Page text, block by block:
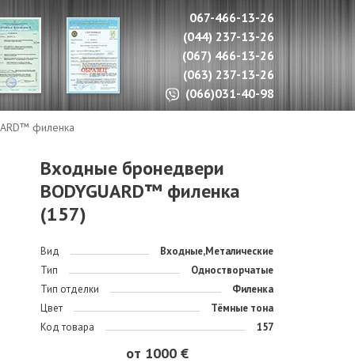
067-466-13-26
(044) 237-13-26
(067) 466-13-26
(063) 237-13-26
(066)031-40-98
филенка
Входные бронедвери
BODYGUARD™ филенка
(157)
Вид
Входные,Металические
Тип
Одностворчатые
Тип отделки
Филенка
Цвет
Тёмные тона
Код товара
157
от 1000 €